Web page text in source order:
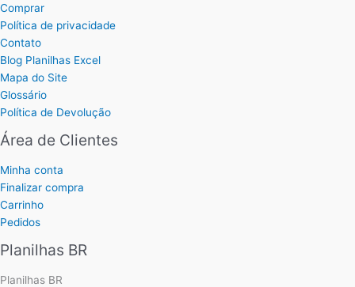
Comprar
Política de privacidade
Contato
Blog Planilhas Excel
Mapa do Site
Glossário
Política de Devolução
Área de Clientes
Minha conta
Finalizar compra
Carrinho
Pedidos
Planilhas BR
Planilhas BR